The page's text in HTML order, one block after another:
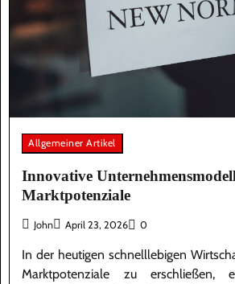
Allgemeiner Artikel
Innovative
Marktpotenziale
John April 23, 2026 0
In der heutigen schnelllebigen
Marktpotenziale zu erschließen,